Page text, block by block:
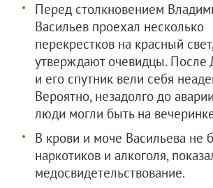
Перед столкновением
Васильев проехал несколько
перекрестков на красный свет,
утверждают очевидцы. После
и его спутник вели себя
Вероятно, незадолго до
люди могли быть на
В крови и моче Васильева не
наркотиков и алкоголя,
медосвидетельствование.